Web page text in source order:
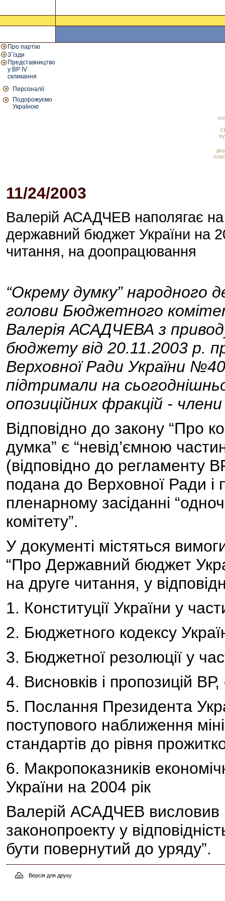
Про партію
З`їзди
Представництво
у ВР IV
скликання
Персоналії
Подорожуємо
Україною
11/24/2003
Валерій АСАДЧЕВ наполягає на
державний бюджет України на
читання, на доопрацювання
“Окрему думку” народного
голови Бюджетного
Валерія АСАДЧЕВА з
бюджету від 20.11.2003 р.
Верховної Ради України
підтримали на
опозиційних фракцій -
Відповідно до закону “Про
думка” є “невід’ємною
(відповідно до регламенту
подана до Верховної Ради і
пленарному засіданні
комітету”.
У документі містяться
“Про Державний бюджет
на друге читання, у
1. Конституції України у
2. Бюджетного кодексу
3. Бюджетної резолюції у
4. Висновків і пропозицій
5. Послання Президента
поступового наближення
стандартів до рівня
6. Макропоказників
України на 2004 рік
Валерій АСАДЧЕВ
законопроекту у
бути повернутий до уряду”.
Версія для друку